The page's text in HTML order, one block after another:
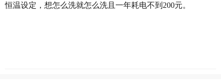
恒温设定，想怎么洗就怎么洗且一年耗电不到200元。